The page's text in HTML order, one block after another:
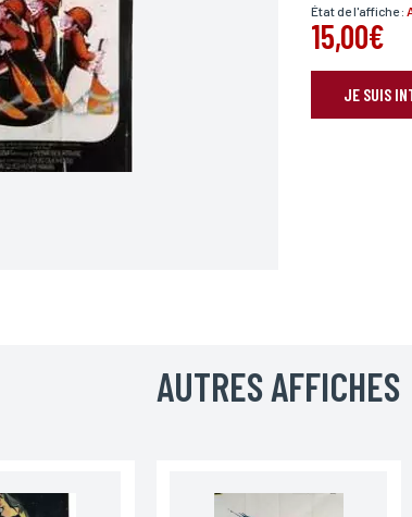
État de l'affiche :
15,00€
JE SUIS
AUTRES AFFICHES